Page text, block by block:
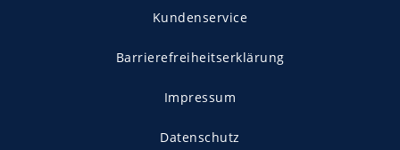
Kundenservice
Barrierefreiheitserklärung
Impressum
Datenschutz